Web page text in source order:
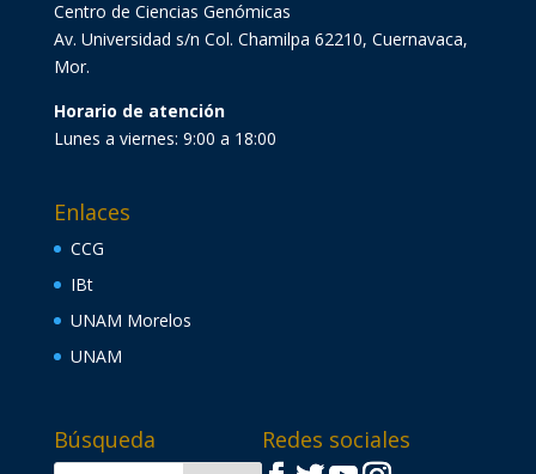
Centro de Ciencias Genómicas
Av. Universidad s/n Col. Chamilpa 62210, Cuernavaca,
Mor.
Horario de atención
Lunes a viernes: 9:00 a 18:00
Enlaces
CCG
IBt
UNAM Morelos
UNAM
Búsqueda Redes sociales